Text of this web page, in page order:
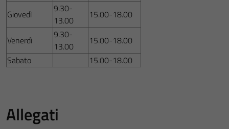
Giovedì
9.30-
13.00
15.00-18.00
Venerdì
9.30-
13.00
15.00-18.00
Sabato
15.00-18.00
Allegati